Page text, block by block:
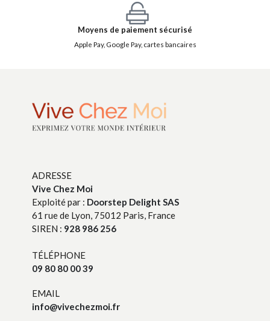
Moyens de paiement sécurisé
Apple Pay, Google Pay, cartes bancaires
ADRESSE
Vive Chez Moi
Exploité par : Doorstep Delight SAS
61 rue de Lyon, 75012 Paris, France
SIREN : 928 986 256
TÉLÉPHONE
09 80 80 00 39
EMAIL
info@vivechezmoi.fr